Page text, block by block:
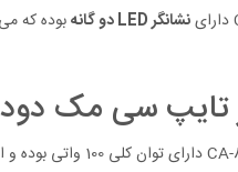
نشانگر LED دو گانه بوده که
تایپ سی مک